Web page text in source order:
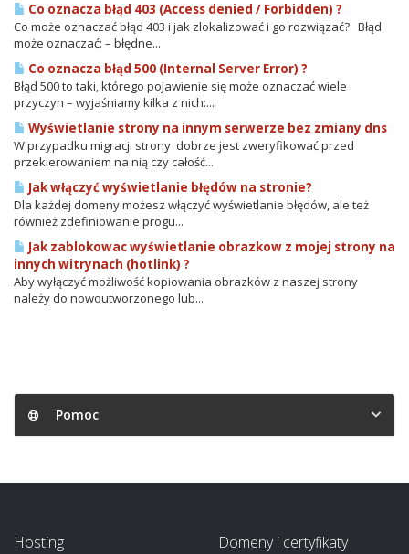
Co oznacza błąd 403 (Access denied / Forbidden) ?
Co może oznaczać błąd 403 i jak zlokalizować i go rozwiązać? Błąd
może oznaczać: – błędne...
Co oznacza błąd 500 (Internal Server Error) ?
Błąd 500 to taki, którego pojawienie się może oznaczać wiele
przyczyn – wyjaśniamy kilka z nich:...
Wyświetlanie strony na innym serwerze bez zmiany dns
W przypadku migracji strony dobrze jest zweryfikować przed
przekierowaniem na nią czy całość...
Jak włączyć wyświetlanie błędów na stronie?
Dla każdej domeny możesz włączyć wyświetlanie błędów, ale też
również zdefiniowanie progu...
Jak zablokowac wyświetlanie obrazkow z mojej strony na
innych witrynach (hotlink) ?
Aby wyłączyć możliwość kopiowania obrazków z naszej strony
należy do nowoutworzonego lub...
Pomoc
Hosting Domeny i certyfikaty